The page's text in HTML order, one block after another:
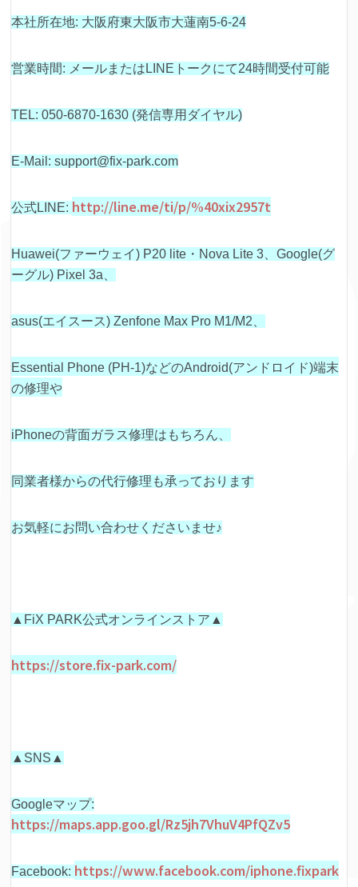
本社所在地: 大阪府東大阪市大蓮南5-6-24
営業時間: メールまたはLINEトークにて24時間受付可能
TEL: 050-6870-1630 (発信専用ダイヤル)
E-Mail: support@fix-park.com
公式LINE: http://line.me/ti/p/%40xix2957t
Huawei(ファーウェイ) P20 lite・Nova Lite 3、Google(グ
ーグル) Pixel 3a、
asus(エイスース) Zenfone Max Pro M1/M2、
Essential Phone (PH-1)などのAndroid(アンドロイド)端末
の修理や
iPhoneの背面ガラス修理はもちろん、
同業者様からの代行修理も承っております
お気軽にお問い合わせくださいませ♪
▲FiX PARK公式オンラインストア▲
https://store.fix-park.com/
▲SNS▲
Googleマップ:
https://maps.app.goo.gl/Rz5jh7VhuV4PfQZv5
Facebook: https://www.facebook.com/iphone.fixpark